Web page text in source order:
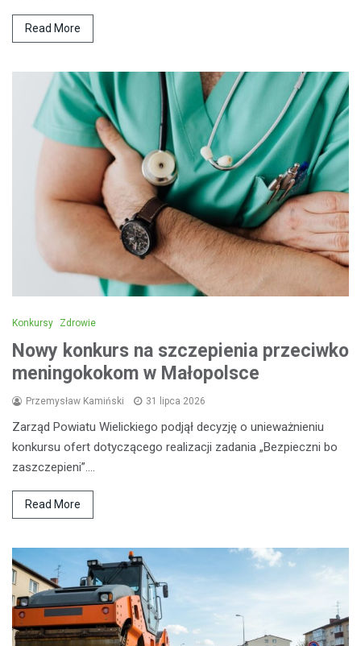
Read More
Konkursy Zdrowie
Nowy konkurs na szczepienia przeciwko
meningokokom w Małopolsce
Przemysław Kamiński 31 lipca 2026
Zarząd Powiatu Wielickiego podjął decyzję o unieważnieniu
konkursu ofert dotyczącego realizacji zadania „Bezpieczni bo
zaszczepieni”.…
Read More